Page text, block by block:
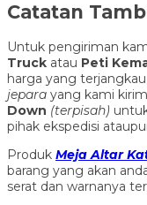
Catatan
Untuk pengiriman
Truck atau Peti
harga yang
jepara yang kami
Down (terpisah)
pihak ekspedisi
Produk Meja Altar
barang yang akan
serat dan warnanya